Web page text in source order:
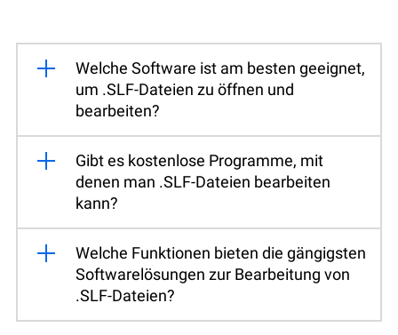
Welche Software ist am besten geeignet,
um .SLF-Dateien zu öffnen und
bearbeiten?
Gibt es kostenlose Programme, mit
denen man .SLF-Dateien bearbeiten
kann?
Welche Funktionen bieten die gängigsten
Softwarelösungen zur Bearbeitung von
.SLF-Dateien?